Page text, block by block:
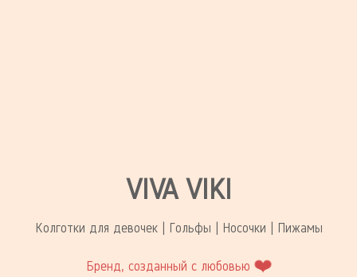
VIVA VIKI
Колготки для девочек | Гольфы | Носочки | Пижамы
Бренд, созданный с любовью ❤️